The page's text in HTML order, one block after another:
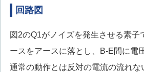
回路図
図2のQ1がノイズを発生させる素子
ースをアースに落とし、B-E間に電
通常の動作とは反対の電流の流れな